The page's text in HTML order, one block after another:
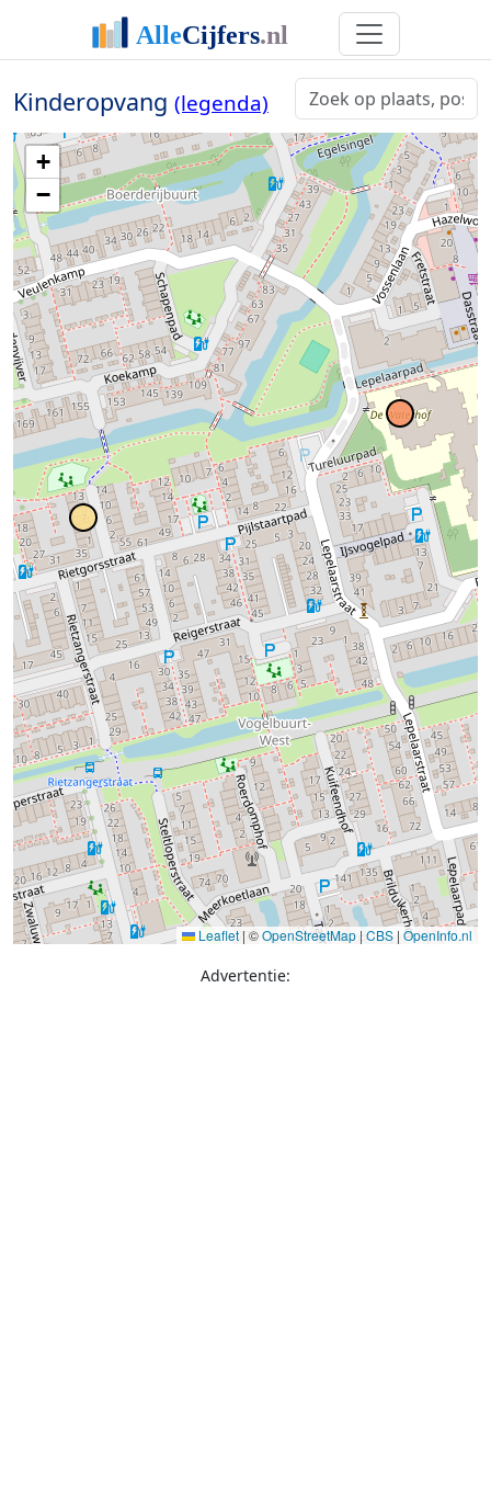
Kinderopvang (legenda)
+
−
Leaflet| ©OpenStreetMap |CBS | OpenInfo.nl
Advertentie: